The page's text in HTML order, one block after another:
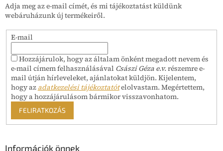
Adja meg az e-mail címét, és mi tájékoztatást küldünk
webáruházunk új termékeiről.
E-mail
Hozzájárulok, hogy az általam önként megadott nevem és
e-mail címem felhasználásával Császi Géza e.v.részemre e-
mail útján hírleveleket, ajánlatokat küldjön. Kijelentem,
hogy az adatkezelési tájékoztatótelolvastam. Megértettem,
hogy a hozzájárulásom bármikor visszavonhatom.
FELIRATKOZÁS
Információk önnek